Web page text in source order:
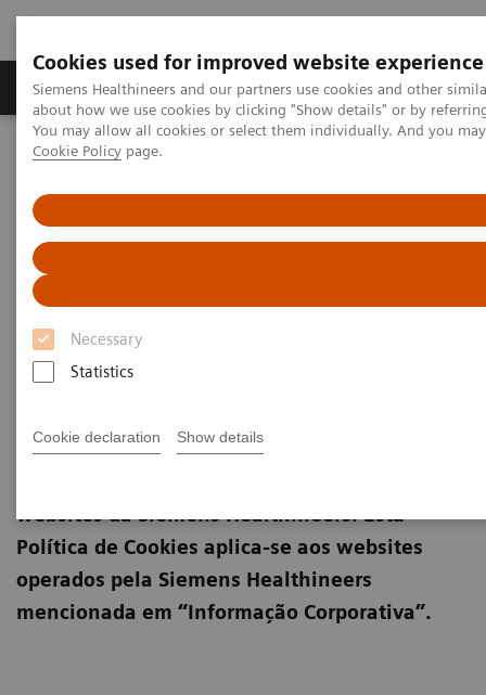
Cookies used for improved website experience
Siemens Healthineers and our partners use cookies and other
about how we use cookies by clicking "Show details" or by
You may allow all cookies or select them individually. And you
Cookie Policy page.
Necessary
Statistics
Cookie declaration Show details
Produtos e serviços Especialidades Clínicas e
Siemens Healthineers Brasil
Política de Cookies Siemens
Healthineers
Atualização: Julho de 2024.
quando a Siemens Healthineers utiliza cookies
websites da Siemens Healthineers. Esta
Política de Cookies aplica-se aos websites
operados pela Siemens Healthineers
mencionada em “Informação Corporativa”.